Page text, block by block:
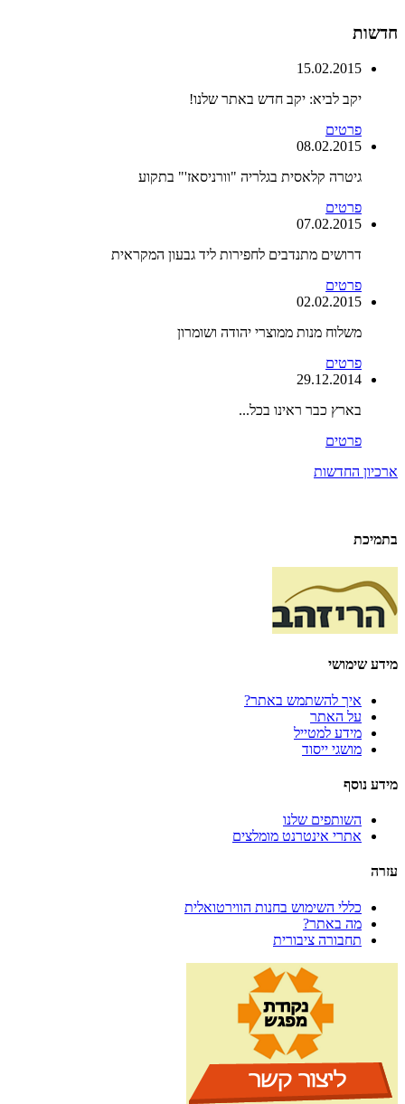
חדשות
15.02.2015
יקב לביא: יקב חדש באתר שלנו!
פרטים
08.02.2015
גיטרה קלאסית בגלריה "וורניסאז'" בתקוע
פרטים
07.02.2015
דרושים מתנדבים לחפירות ליד גבעון המקראית
פרטים
02.02.2015
משלוח מנות ממוצרי יהודה ושומרון
פרטים
29.12.2014
בארץ כבר ראינו בכל...
פרטים
ארכיון החדשות
בתמיכת
מידע שימושי
איך להשתמש באתר?
על האתר
מידע למטייל
מושגי ייסוד
מידע נוסף
השותפים שלנו
אתרי אינטרנט מומלצים
עזרה
כללי השימוש בחנות הווירטואלית
מה באתר?
תחבורה ציבורית